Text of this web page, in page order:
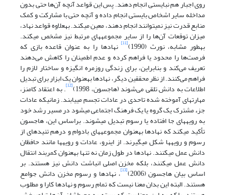
روی اجبار هم نبایستی انجام دهند. پس این قواعد آنچه آن‌ها حتی بدون
مداخله سایر اشخاص بایستی انجام داده و آنچه حتی با مشارکت و کمک
منابع قدرت نیز نمی‏توانند انجام دهند، معین می‏کند. به‏علاوه قواعد نهاد،
میزان توقعات آن‌ها را از سایر مجموعه‏های مرتبط نیز مشخص می‏کند.
به‏طور مشابه، نورث (1990) [11] نهادها را به عنوان قاعده بازی که
فرصت‌ها را محدود یا فراهم کرده و عدم اطمینان را کاهش می‌دهند
تعریف می‌کند و بنابراین، برای زندگی روزمره انگیزه و ساختار لازم را
فراهم می‌کنند. از نظر محققین دیگر، نهادها به‏عنوان یک ابزار برای تبدیل
اطلاعات به دانش تلقی می‌شوند (هاجسون، 1998) [12] . به اعتقاد کامنز،
مهارت‏های آموخته شده تا‏حدی در عادات تجسم می‏یابند. زمانی‏که عادات
جزء مشترک یک گروه یا یک فرهنگ اجتماعی می‏شود در مسیر رشد خود
به رویه‏های جا افتاده یا رسوم تبدیل می‏شوند. براساس این، هاجسون
تأکید می‏کند که نهادها به‏عنوان مجموعه‏های بادوام و درهم تنیده‏ای از
رسوم و رویه‏ها شکل می‏گیرند. از این‏رو، عادات و رویه‏ها مانند حافظان
دانش عمل می‏کنند. نهادها در طول زمان نه تنها به‏عنوان کمربند انتقال
دانش عمل می‏کنند، بلکه مخزن اصلی انباشت دانش نیز هستند. بر
اساس بیان هاجسون (2006) [13] ، نهادها و رسوم مخزن دانش جوامع
هستند. البته این بدان معنا نیست که تمام رسوم و نهادها کارا و مطلوب